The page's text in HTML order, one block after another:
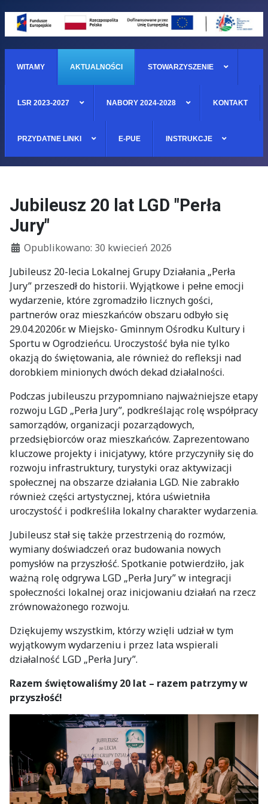
WITAMY AKTUALNOŚCI STOWARZYSZENIE
LSR 2023-2027 NABORY 2024-2028 KONTAKT
PRZYDATNE LINKI E-PUE INSTRUKCJE
Jubileusz 20 lat LGD "Perła
Jury"
Szczegóły
Opublikowano: 30 kwiecień 2026
Jubileusz 20-lecia Lokalnej Grupy Działania „Perła
Jury” przeszedł do historii. Wyjątkowe i pełne emocji
wydarzenie, które zgromadziło licznych gości,
partnerów oraz mieszkańców obszaru odbyło się
29.04.20206r. w Miejsko- Gminnym Ośrodku Kultury i
Sportu w Ogrodzieńcu. Uroczystość była nie tylko
okazją do świętowania, ale również do refleksji nad
dorobkiem minionych dwóch dekad działalności.
Podczas jubileuszu przypomniano najważniejsze etapy
rozwoju LGD „Perła Jury”, podkreślając rolę współpracy
samorządów, organizacji pozarządowych,
przedsiębiorców oraz mieszkańców. Zaprezentowano
kluczowe projekty i inicjatywy, które przyczyniły się do
rozwoju infrastruktury, turystyki oraz aktywizacji
społecznej na obszarze działania LGD. Nie zabrakło
również części artystycznej, która uświetniła
uroczystość i podkreśliła lokalny charakter wydarzenia.
Jubileusz stał się także przestrzenią do rozmów,
wymiany doświadczeń oraz budowania nowych
pomysłów na przyszłość. Spotkanie potwierdziło, jak
ważną rolę odgrywa LGD „Perła Jury” w integracji
społeczności lokalnej oraz inicjowaniu działań na rzecz
zrównoważonego rozwoju.
Dziękujemy wszystkim, którzy wzięli udział w tym
wyjątkowym wydarzeniu i przez lata wspierali
działalność LGD „Perła Jury”.
Razem świętowaliśmy 20 lat – razem patrzymy w
przyszłość!